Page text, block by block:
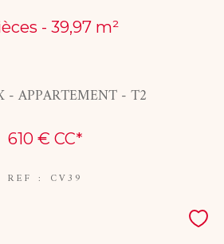
- 39,97 m²
- APPARTEMENT - T2
610 € CC*
REF : CV39
EXCLUSIVITÉS
NOUVEAUTÉS